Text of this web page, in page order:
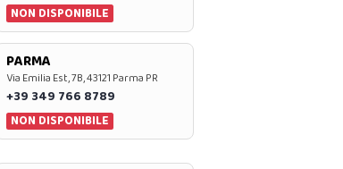
NON DISPONIBILE
PARMA
Via Emilia Est, 7B, 43121 Parma PR
+39 349 766 8789
NON DISPONIBILE